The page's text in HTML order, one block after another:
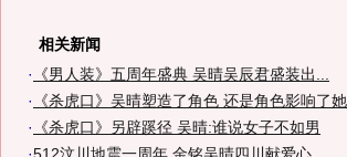
相关新闻
· 《男人装》五周年盛典 吴晴吴辰君盛装出...
· 《杀虎口》吴晴塑造了角色 还是角色影响了
· 《杀虎口》另辟蹊径 吴晴:谁说女子不如男